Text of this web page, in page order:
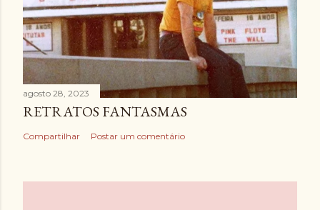
agosto 28, 2023
RETRATOS FANTASMAS
Compartilhar Postar um comentário